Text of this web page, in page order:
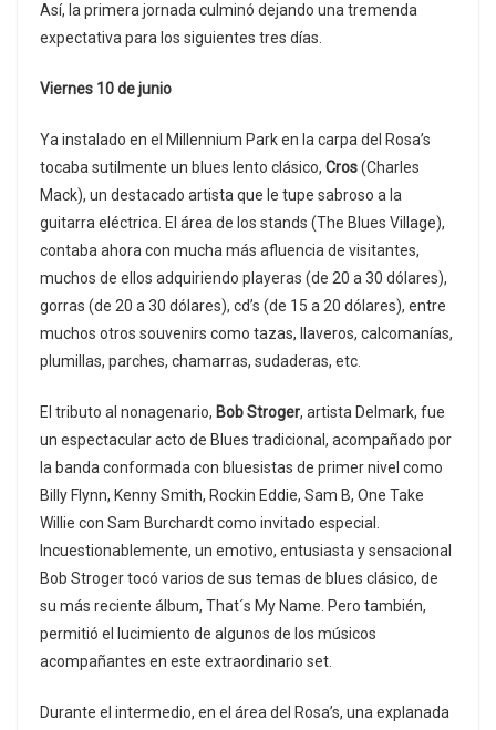
Así, la primera jornada culminó dejando una tremenda
expectativa para los siguientes tres días.
Viernes 10 de junio
Ya instalado en el Millennium Park en la carpa del Rosa’s
tocaba sutilmente un blues lento clásico, Cros(Charles
Mack), un destacado artista que le tupe sabroso a la
guitarra eléctrica. El área de los stands (The Blues Village),
contaba ahora con mucha más afluencia de visitantes,
muchos de ellos adquiriendo playeras (de 20 a 30 dólares),
gorras (de 20 a 30 dólares), cd’s (de 15 a 20 dólares), entre
muchos otros souvenirs como tazas, llaveros, calcomanías,
plumillas, parches, chamarras, sudaderas, etc.
El tributo al nonagenario, Bob Stroger, artista Delmark, fue
un espectacular acto de Blues tradicional, acompañado por
la banda conformada con bluesistas de primer nivel como
Billy Flynn, Kenny Smith, Rockin Eddie, Sam B, One Take
Willie con Sam Burchardt como invitado especial.
Incuestionablemente, un emotivo, entusiasta y sensacional
Bob Stroger tocó varios de sus temas de blues clásico, de
su más reciente álbum, That´s My Name. Pero también,
permitió el lucimiento de algunos de los músicos
acompañantes en este extraordinario set.
Durante el intermedio, en el área del Rosa’s, una explanada